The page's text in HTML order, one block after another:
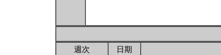
週次 日期